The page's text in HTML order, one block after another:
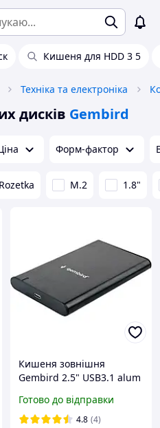
Кишеня для HDD 3 5
Техніка та електроніка
дисків Gembird
Форм-фактор
M.2 1.8"
Кишеня зовнішня
Gembird 2.5" USB3.1 alum
Готово до відправки
4.8 (4)